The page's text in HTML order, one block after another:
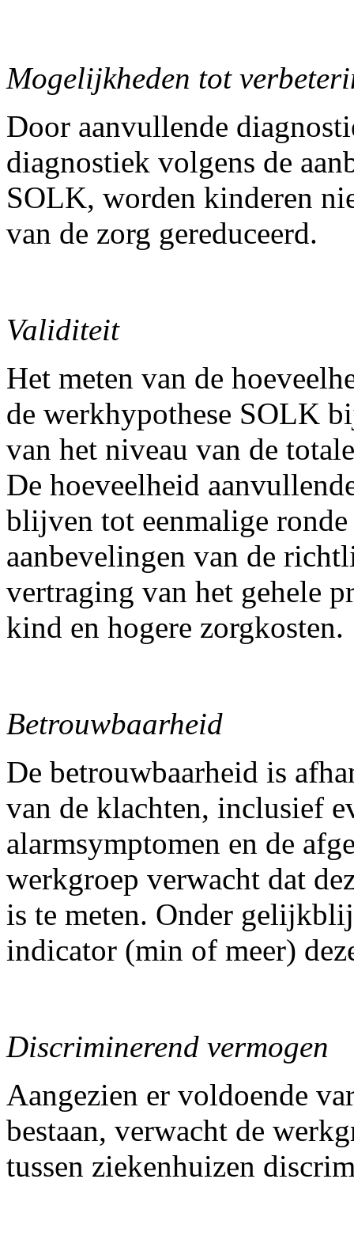
Mogelijkheden tot
Door aanvullende
diagnostiek volgens de
SOLK, worden kinderen
van de zorg gereduceerd.
Validiteit
Het meten van de
de werkhypothese SOLK
van het niveau van de
De hoeveelheid
blijven tot eenmalige
aanbevelingen van de
vertraging van het gehele
kind en hogere zorgkosten.
Betrouwbaarheid
De betrouwbaarheid is
van de klachten, inclusief
alarmsymptomen en de
werkgroep verwacht dat
is te meten. Onder
indicator (min of meer)
Discriminerend vermogen
Aangezien er voldoende
bestaan, verwacht de
tussen ziekenhuizen